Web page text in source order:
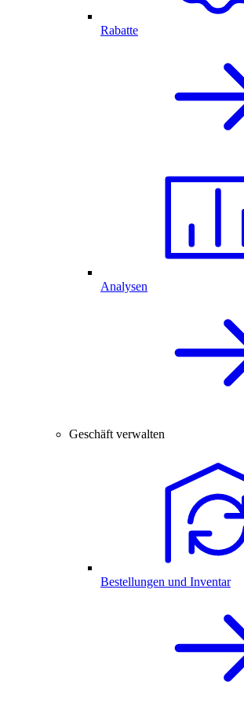
Rabatte
Analysen
Geschäft verwalten
Bestellungen und Inventar